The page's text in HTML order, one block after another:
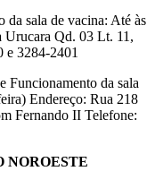
sala de vacina: Até às
Urucara Qd. 03 Lt. 11,
e 3284-2401
Funcionamento da sala
Endereço: Rua 218
Fernando II Telefone:
NOROESTE